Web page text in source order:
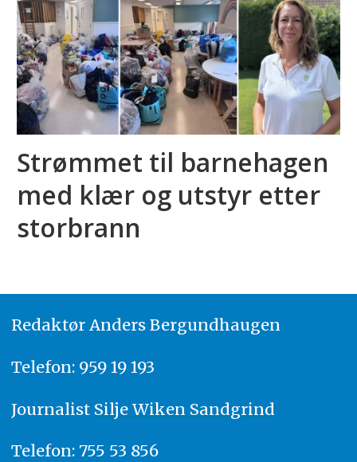
Strømmet til barnehagen
med klær og utstyr etter
storbrann
Redaktør Anders Bergundhaugen
Telefon: 959 19 193
Journalist Silje Wiken Sandgrind
Telefon: 755 53 856